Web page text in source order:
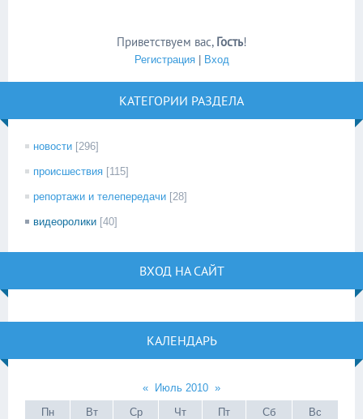
Приветствуем вас, Гость!
Регистрация| Вход
КАТЕГОРИИ РАЗДЕЛА
новости [296]
происшествия [115]
репортажи и телепередачи [28]
видеоролики [40]
ВХОД НА САЙТ
КАЛЕНДАРЬ
« Июль 2010 »
Пн
Вт Ср Чт Пт Сб Вс